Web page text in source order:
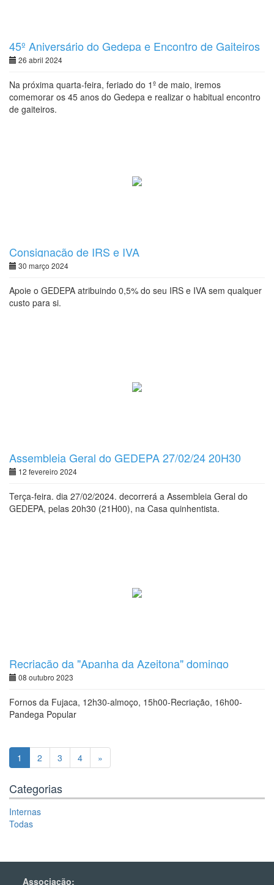
45º Aniversário do Gedepa e Encontro de Gaiteiros
26 abril 2024
Na próxima quarta-feira, feriado do 1º de maio, iremos
comemorar os 45 anos do Gedepa e realizar o habitual encontro
de gaiteiros.
Consignação de IRS e IVA
30 março 2024
Apoie o GEDEPA atribuindo 0,5% do seu IRS e IVA sem qualquer
custo para si.
Assembleia Geral do GEDEPA 27/02/24 20H30
12 fevereiro 2024
Terça-feira. dia 27/02/2024. decorrerá a Assembleia Geral do
GEDEPA, pelas 20h30 (21H00), na Casa quinhentista.
Recriação da "Apanha da Azeitona" domingo
08/10/23
08 outubro 2023
Fornos da Fujaca, 12h30-almoço, 15h00-Recriação, 16h00-
Pandega Popular
1 2 3 4 »
Categorias
Internas
Todas
Associação: